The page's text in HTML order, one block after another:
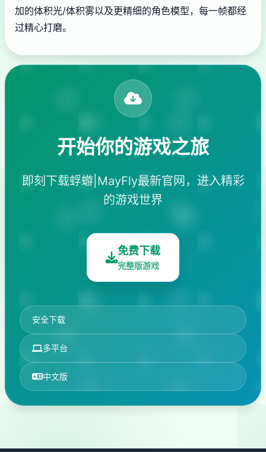
加的体积光/体积雾以及更精细的角色模型，每一帧都经
过精心打磨。
开始你的游戏之旅
即刻下载蜉蝣|MayFly最新官网，进入精彩
的游戏世界
免费下载
完整版游戏
安全下载
多平台
中文版